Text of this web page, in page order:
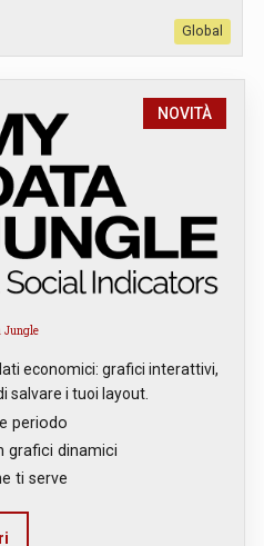
Global
NOVITÀ
Jungle
economici: grafici interattivi,
salvare i tuoi layout.
periodo
grafici dinamici
ti serve